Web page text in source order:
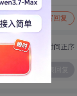
写回复
切换为时间正序